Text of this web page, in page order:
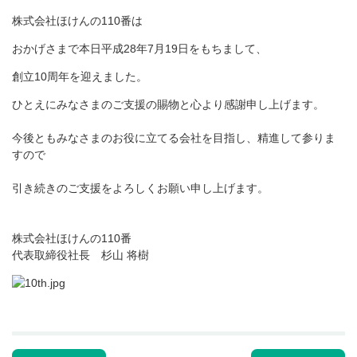
株式会社ほけんの110番は
おかげさまで本日平成28年7月19日をもちまして、
創立10周年を迎えました。
ひとえにみなさまのご支援の賜物と心より感謝申し上げます。
今後ともみなさまのお役に立てる会社を目指し、精進して参りま
すので
引き続きのご支援をよろしくお願い申し上げます。
株式会社ほけんの110番
代表取締役社長 杉山 将樹